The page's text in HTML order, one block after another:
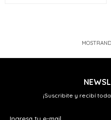
¡Suscribite y recibí